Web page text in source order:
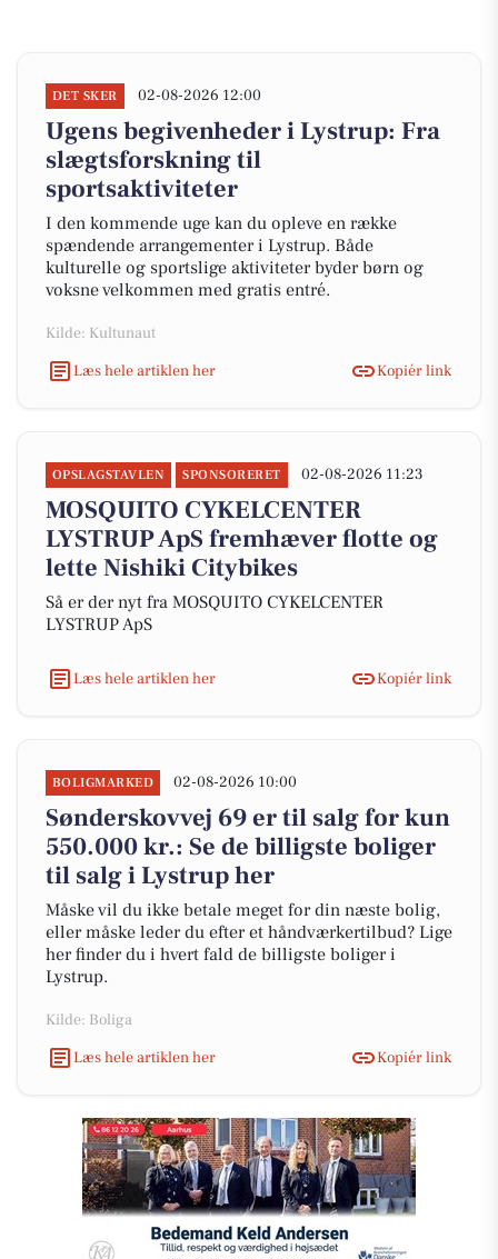
DET SKER 02-08-2026 12:00
Ugens begivenheder i Lystrup: Fra
slægtsforskning til
sportsaktiviteter
I den kommende uge kan du opleve en række
spændende arrangementer i Lystrup. Både
kulturelle og sportslige aktiviteter byder børn og
voksne velkommen med gratis entré.
Kilde: Kultunaut
Læs hele artiklen her
Kopiér link
OPSLAGSTAVLEN SPONSORERET 02-08-2026 11:23
MOSQUITO CYKELCENTER
LYSTRUP ApS fremhæver flotte og
lette Nishiki Citybikes
Så er der nyt fra MOSQUITO CYKELCENTER
LYSTRUP ApS
Læs hele artiklen her Kopiér link
BOLIGMARKED 02-08-2026 10:00
Sønderskovvej 69 er til salg for kun
550.000 kr.: Se de billigste boliger
til salg i Lystrup her
Måske vil du ikke betale meget for din næste bolig,
eller måske leder du efter et håndværkertilbud? Lige
her finder du i hvert fald de billigste boliger i
Lystrup.
Kilde: Boliga
Læs hele artiklen her
Kopiér link